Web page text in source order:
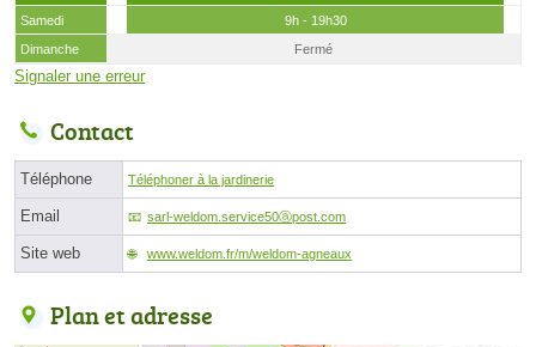
Samedi
9h - 19h30
Dimanche
Fermé
Signaler une erreur
Contact
Téléphone Téléphoner à la jardinerie
Email sarl-weldom.service50ⓐpost.com
Site web www.weldom.fr/m/weldom-agneaux
Plan et adresse